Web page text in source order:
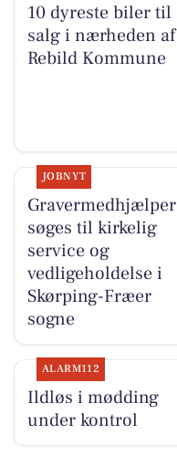
10 dyreste biler til
salg i nærheden af
Rebild Kommune
JOBNYT
Gravermedhjælper
søges til kirkelig
service og
vedligeholdelse i
Skørping-Fræer
sogne
ALARM112
Ildløs i mødding
under kontrol